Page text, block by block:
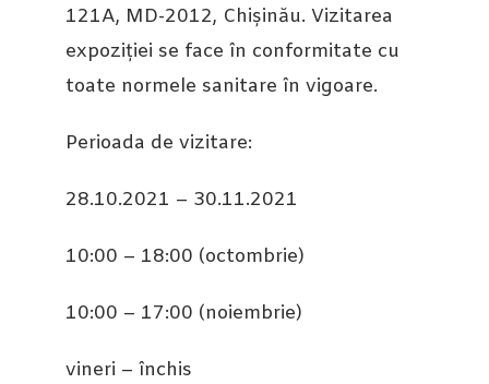
121A, MD-2012, Chișinău. Vizitarea
expoziției se face în conformitate cu
toate normele sanitare în vigoare.
Perioada de vizitare:
28.10.2021 – 30.11.2021
10:00 – 18:00 (octombrie)
10:00 – 17:00 (noiembrie)
vineri – închis